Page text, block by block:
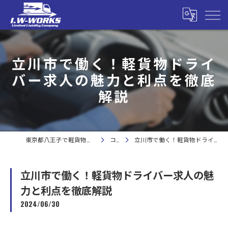
立川市で働く！軽貨物ドライ
バー求人の魅力と利点を徹底
解説
コラム 立川市で働く！軽貨物ドライバー求人の魅力と利点を徹底解説
立川市で働く！軽貨物ドライバー求人の魅
力と利点を徹底解説
2024/06/30